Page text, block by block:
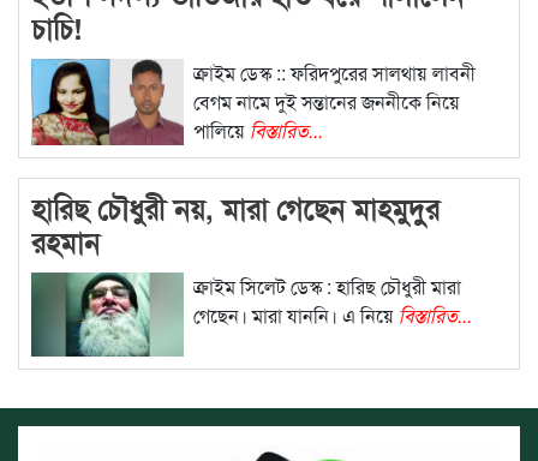
চাচি!
ক্রাইম ডেস্ক :: ফরিদপুরের সালথায় লাবনী
বেগম নামে দুই সন্তানের জননীকে নিয়ে
পালিয়ে বিস্তারিত...
হারিছ চৌধুরী নয়, মারা গেছেন মাহমুদুর
রহমান
ক্রাইম সিলেট ডেস্ক : হারিছ চৌধুরী মারা
গেছেন। মারা যাননি। এ নিয়ে বিস্তারিত...